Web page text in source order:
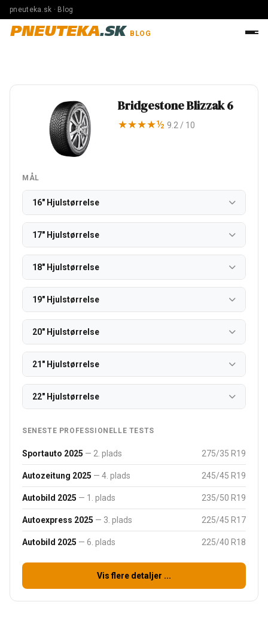
pneuteka.sk · Blog
PNEUTEKA.SK BLOG
Bridgestone Blizzak 6
★★★★½ 9.2 / 10
MÅL
16" Hjulstørrelse
17" Hjulstørrelse
18" Hjulstørrelse
19" Hjulstørrelse
20" Hjulstørrelse
21" Hjulstørrelse
22" Hjulstørrelse
SENESTE PROFESSIONELLE TESTS
Sportauto 2025 — 2. plads 275/35 R19
Autozeitung 2025 — 4. plads 245/45 R19
Autobild 2025 — 1. plads 235/50 R19
Autoexpress 2025 — 3. plads 225/45 R17
Autobild 2025 — 6. plads 225/40 R18
Vis flere detaljer ...